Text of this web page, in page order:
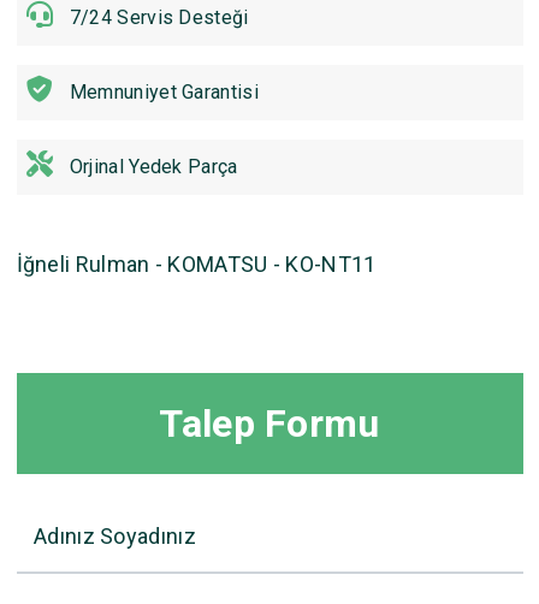
7/24 Servis Desteği
Memnuniyet Garantisi
Orjinal Yedek Parça
İğneli Rulman - KOMATSU - KO-NT11
Talep Formu
Adınız Soyadınız